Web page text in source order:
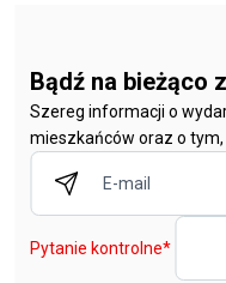
Bądź na bieżąco
Szereg informacji o
mieszkańców oraz o tym,
Pytanie kontrolne*